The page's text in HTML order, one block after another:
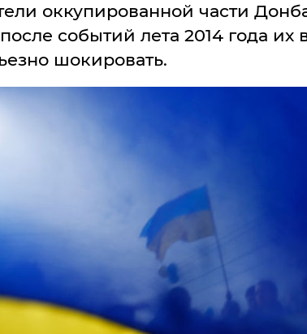
оккупированной части
событий лета 2014 года их
шокировать.